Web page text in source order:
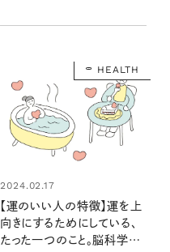
HEALTH
2024.02.17
【運のいい人の特徴】運を上
向きにするためにしている、
たった一つのこと。脳科学者